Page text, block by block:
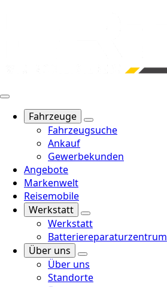
Fahrzeuge
Fahrzeugsuche
Ankauf
Gewerbekunden
Angebote
Markenwelt
Reisemobile
Werkstatt
Werkstatt
Batteriereparaturzentrum
Über uns
Über uns
Standorte